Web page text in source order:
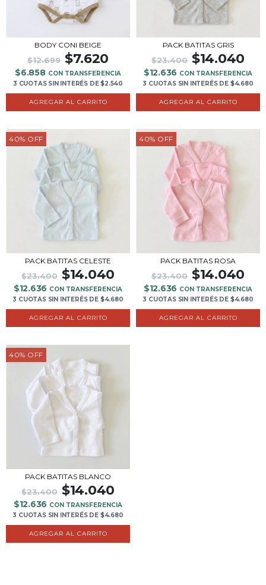
BODY CONI BEIGE
$12.699 $7.620
$6.858 CON TRANSFERENCIA
3 CUOTAS SIN INTERÉS DE$2.540
AGREGAR AL CARRITO
PACK BATITAS GRIS
$23.400 $14.040
$12.636 CON TRANSFERENCIA
3 CUOTAS SIN INTERÉSDE $4.680
40% OFF
PACK BATITAS CELESTE
$23.400 $14.040
$12.636 CON TRANSFERENCIA
3 CUOTAS SIN INTERÉSDE $4.680
40% OFF
PACK BATITAS ROSA
$23.400 $14.040
$12.636 CON TRANSFERENCIA
3 CUOTAS SIN INTERÉSDE $4.680
40% OFF
PACK BATITAS BLANCO
$23.400 $14.040
$12.636 CON TRANSFERENCIA
3 CUOTAS SIN INTERÉSDE $4.680